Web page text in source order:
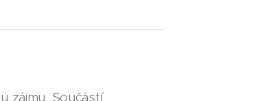
zájmu. Součástí